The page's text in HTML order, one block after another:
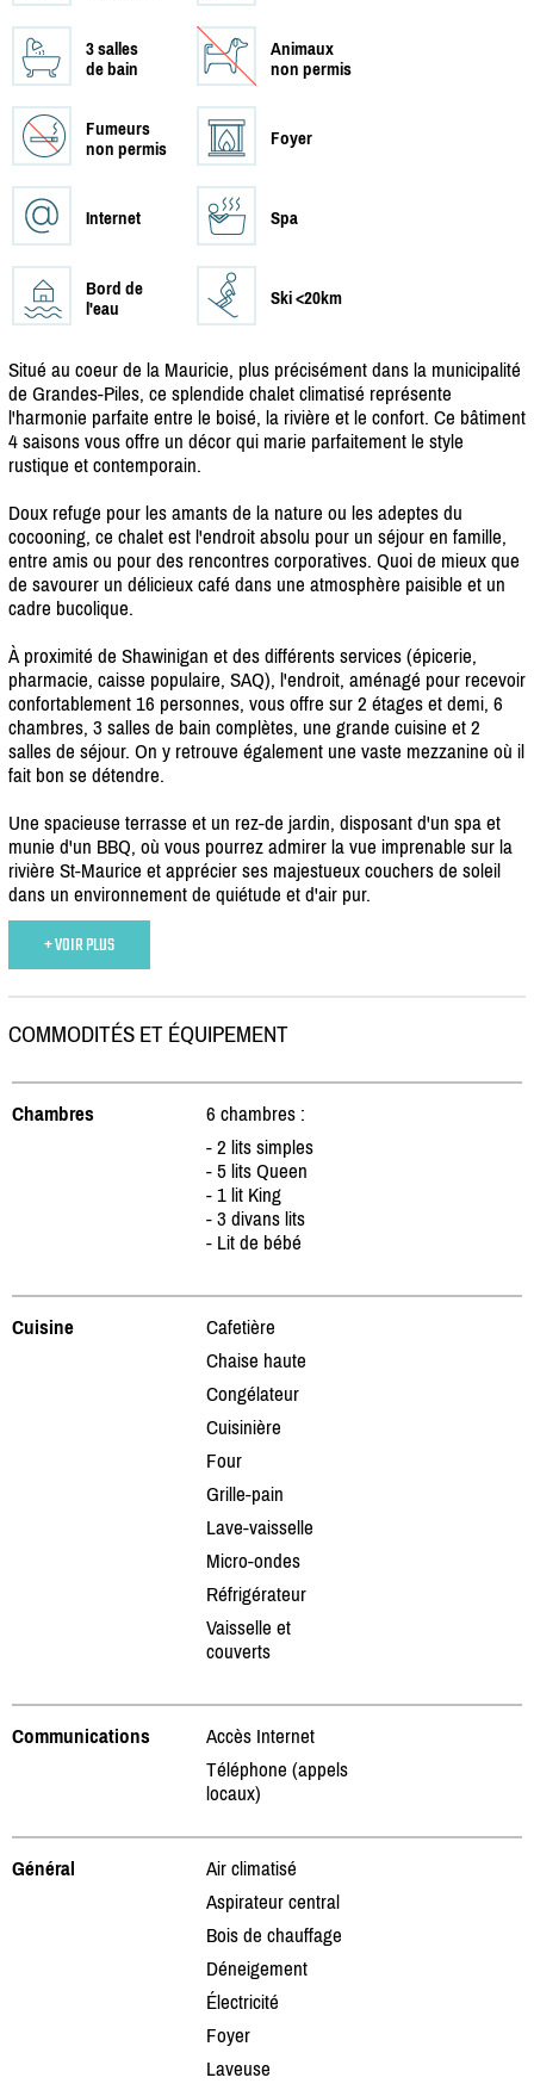
3 salles
de bain
Animaux
non permis
Fumeurs
non permis
Foyer
Internet Spa
Bord de
l'eau
Ski <20km
Situé au coeur de la Mauricie, plus précisément dans la municipalité
de Grandes-Piles, ce splendide chalet climatisé représente
l'harmonie parfaite entre le boisé, la rivière et le confort. Ce bâtiment
4 saisons vous offre un décor qui marie parfaitement le style
rustique et contemporain.
Doux refuge pour les amants de la nature ou les adeptes du
cocooning, ce chalet est l'endroit absolu pour un séjour en famille,
entre amis ou pour des rencontres corporatives. Quoi de mieux que
de savourer un délicieux café dans une atmosphère paisible et un
cadre bucolique.
À proximité de Shawinigan et des différents services (épicerie,
pharmacie, caisse populaire, SAQ), l'endroit, aménagé pour recevoir
confortablement 16 personnes, vous offre sur 2 étages et demi, 6
chambres, 3 salles de bain complètes, une grande cuisine et 2
salles de séjour. On y retrouve également une vaste mezzanine où il
fait bon se détendre.
Une spacieuse terrasse et un rez-de jardin, disposant d'un spa et
munie d'un BBQ, où vous pourrez admirer la vue imprenable sur la
rivière St-Maurice et apprécier ses majestueux couchers de soleil
dans un environnement de quiétude et d'air pur.
+ VOIR PLUS
COMMODITÉS ET ÉQUIPEMENT
Chambres
6 chambres :
- 2 lits simples
- 5 lits Queen
- 1 lit King
- 3 divans lits
- Lit de bébé
Cuisine
Cafetière
Chaise haute
Congélateur
Cuisinière
Four
Grille-pain
Lave-vaisselle
Micro-ondes
Réfrigérateur
Vaisselle et
couverts
Communications
Accès Internet
Téléphone (appels
locaux)
Général
Air climatisé
Aspirateur central
Bois de chauffage
Déneigement
Électricité
Foyer
Laveuse